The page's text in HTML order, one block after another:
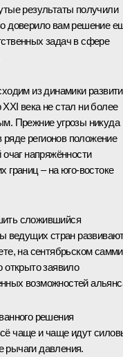
результаты получили
доверило вам решение
задач в сфере
из динамики
века не стал ни более
Прежние угрозы никуда
ряде регионов положение
напряжённости
границ – на юго-востоке
сложившийся
ведущих стран
на сентябрьском
открыто заявило
возможностей
решения
чаще и чаще идут
рычаги давления.